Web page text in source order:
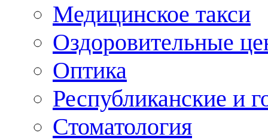
Медицинское такси
Оздоровительные
Оптика
Республиканские и
Стоматология